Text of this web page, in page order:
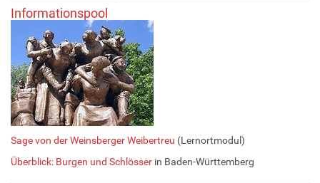
Informationspool
Sage von der Weinsberger Weibertreu (Lernortmodul)
Überblick: Burgen und Schlösser in Baden-Württemberg